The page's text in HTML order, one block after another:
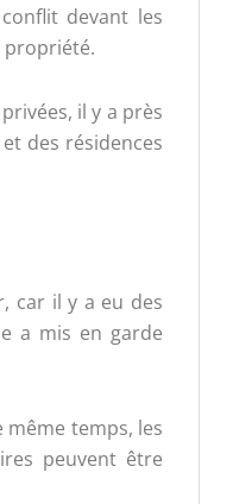
devant les
propriété.
il y a près
des résidences
car il y a eu des
a mis en garde
même temps, les
peuvent être